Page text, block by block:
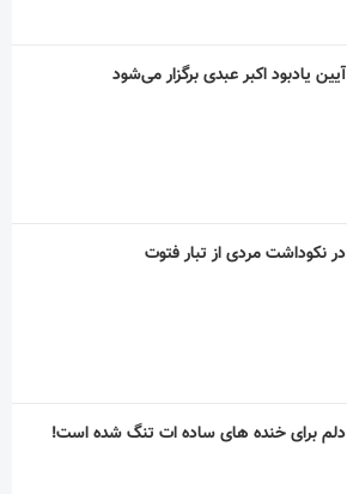
آیین یادبود اکبر عبدی برگزار می‌شود
در نکوداشت مردی از تبار فتوت
دلم برای خنده های ساده ات تنگ شده است!